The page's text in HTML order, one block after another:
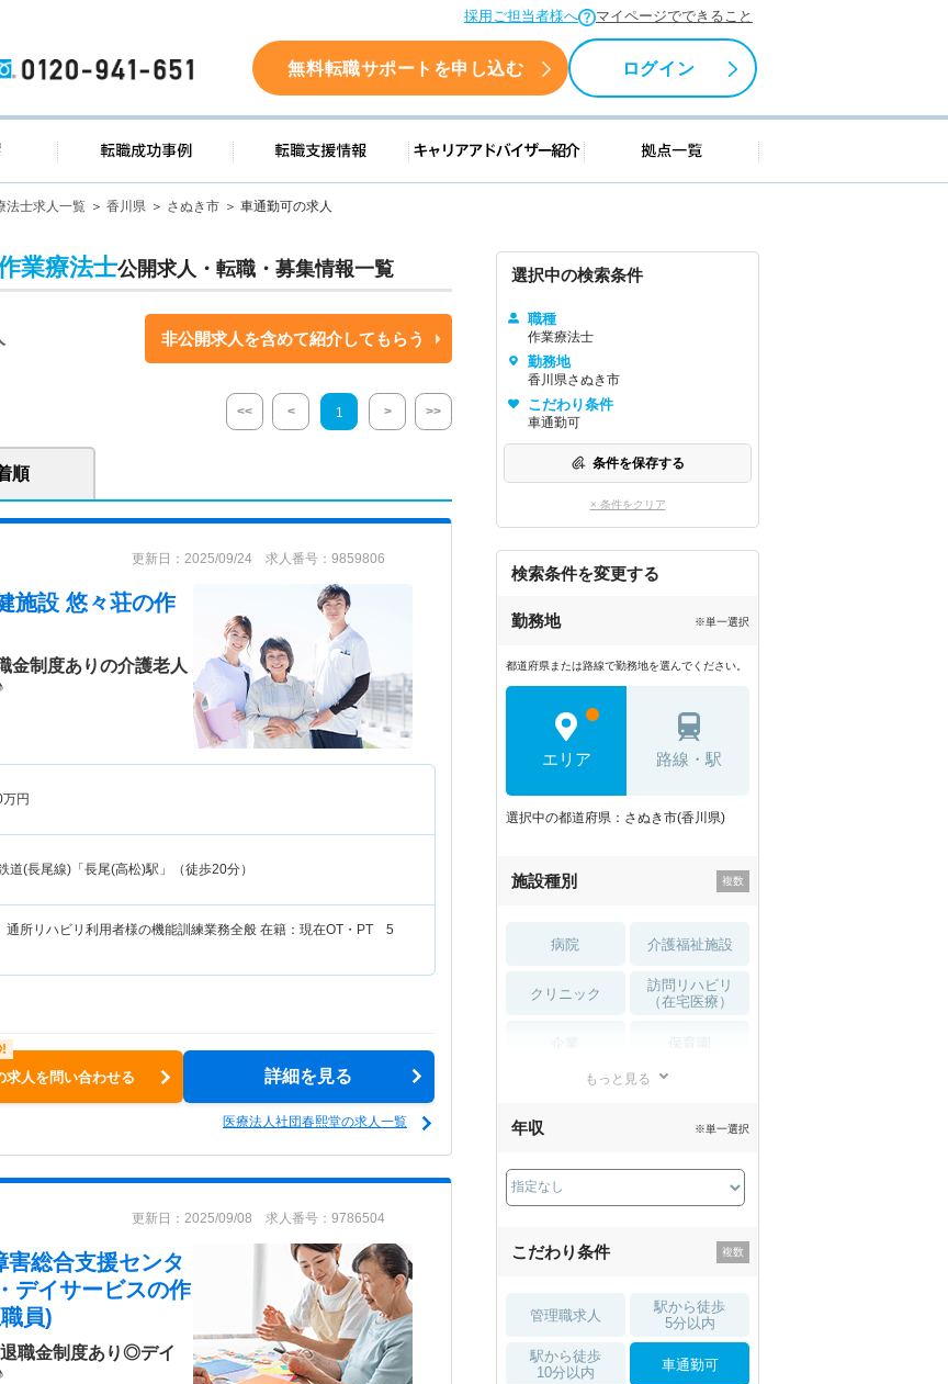
採用ご担当者様へ マイページでできること
0120-941-651 無料転職サポートを申し込む ログイン
求人検索 転職成功事例 転職支援情報 キャリアアドバイザー紹介 拠点一覧
法士求人一覧 香川県 さぬき市 車通勤可の求人
業療法士公開求人・転職・募集情報一覧
非公開求人を含めて紹介してもらう
<< < 1 > >>
順
更新日：2025/09/24 求人番号：9859806
施設 悠々荘の作
金制度ありの介護老人
万円
道(長尾線)「長尾(高松)駅」（徒歩20分）
通所リハビリ利用者様の機能訓練業務全般 在籍：現在OT・PT 5
求人を問い合わせる 詳細を見る
医療法人社団春熙堂の求人一覧
更新日：2025/09/08 求人番号：9786504
総合支援センタ
デイサービスの作
員)
退職金制度あり◎デイ
選択中の検索条件
職種
作業療法士
勤務地
香川県さぬき市
こだわり条件
車通勤可
条件を保存する
× 条件をクリア
検索条件を変更する
勤務地 ※単一選択
都道府県または路線で勤務地を選んでください。
エリア 路線・駅
選択中の都道府県：さぬき市(香川県)
施設種別
病院 介護福祉施設
クリニック
訪問リハビリ
（在宅医療）
薬局・
もっと見る
年収 ※単一選択
こだわり条件
管理職求人
駅から徒歩
5分以内
駅から徒歩
10分以内
車通勤可